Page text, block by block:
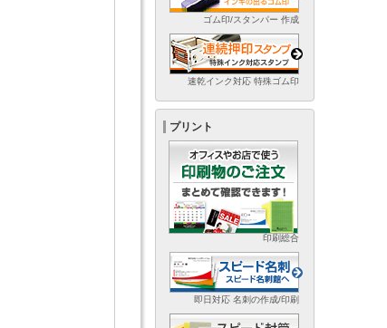
ゴム印/スタンパー 作成
速乾インク対応 特殊ゴム印
プリント
印刷総合
即日対応 名刺の作成/印刷